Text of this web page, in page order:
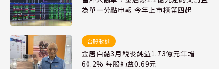
為單一分點申報 今年上市櫃第四起
台股動態
金居自結3月稅後純益1.73億元年增
60.2% 每股純益0.69元